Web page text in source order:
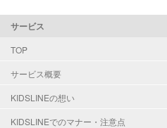
サービス
TOP
サービス概要
KIDSLINEの想い
KIDSLINEでのマナー・注意点